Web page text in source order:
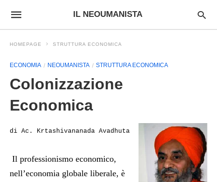
IL NEOUMANISTA
HOMEPAGE STRUTTURA ECONOMICA
ECONOMIA NEOUMANISTA STRUTTURA ECONOMICA
Colonizzazione
Economica
di Ac. Krtashivananada Avadhuta
Il professionismo economico,
nell’economia globale liberale, è